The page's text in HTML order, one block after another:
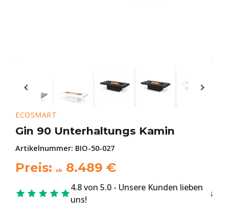
ECOSMART
Gin 90 Unterhaltungs Kamin
Artikelnummer: BIO-50-027
Preis: ab 8.489 €
4.8 von 5.0 - Unsere Kunden lieben
uns!